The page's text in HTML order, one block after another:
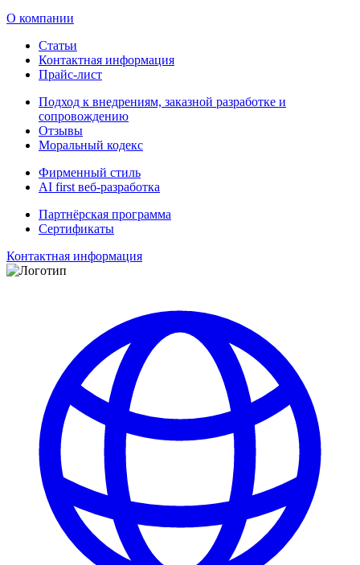
О компании
Статьи
Контактная информация
Прайс-лист
Подход к внедрениям, заказной разработке и
сопровождению
Отзывы
Моральный кодекс
Фирменный стиль
AI first веб-разработка
Партнёрская программа
Сертификаты
Контактная информация